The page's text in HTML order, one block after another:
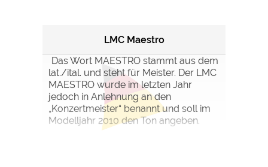
LMC Maestro
Das Wort MAESTRO stammt aus dem
lat./ital. und steht für Meister. Der LMC
MAESTRO wurde im letzten Jahr
jedoch in Anlehnung an den
„Konzertmeister“ benannt und soll im
Modelljahr 2010 den Ton angeben.